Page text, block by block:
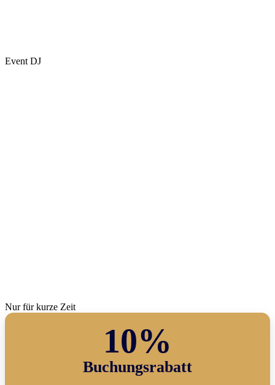
Event DJ
Nur für kurze Zeit
10%
Buchungsrabatt